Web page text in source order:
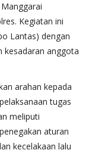
Kegiatan ini
Lantas) dengan
kesadaran anggota
arahan kepada
tugas
meliputi
aturan
kecelakaan lalu